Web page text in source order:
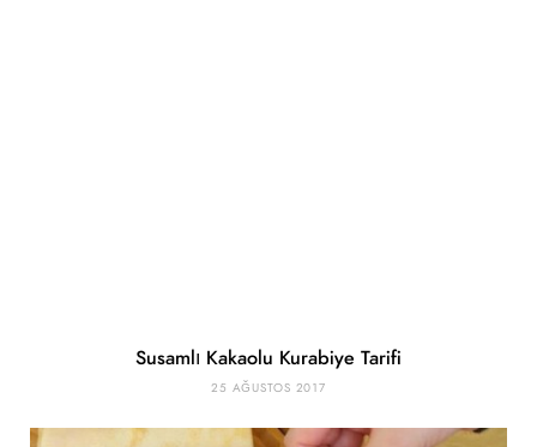
Susamlı Kakaolu Kurabiye Tarifi
25 AĞUSTOS 2017